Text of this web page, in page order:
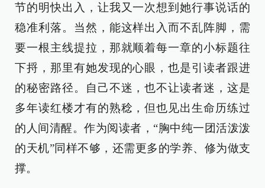
节的明快出入，让我又一次想到她行事说话的
稳准利落。当然，能这样出入而不乱阵脚，需
要一根主线提拉，那就顺着每一章的小标题往
下捋，那里有她发现的心眼，也是引读者跟进
的秘密路径。自己不迷，也不让读者迷，这是
多年读红楼才有的熟稔，但也见出生命历练过
的人间清醒。作为阅读者，“胸中纯一团活泼泼
的天机”同样不够，还需更多的学养、修为做支
撑。